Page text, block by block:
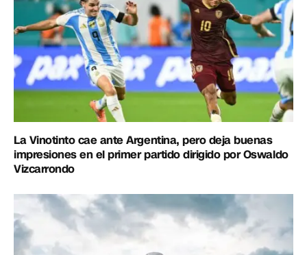
La Vinotinto cae ante Argentina, pero deja buenas
impresiones en el primer partido dirigido por Oswaldo
Vizcarrondo